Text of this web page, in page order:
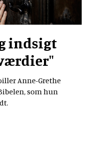
indsigt
Anne-Grethe
som hun